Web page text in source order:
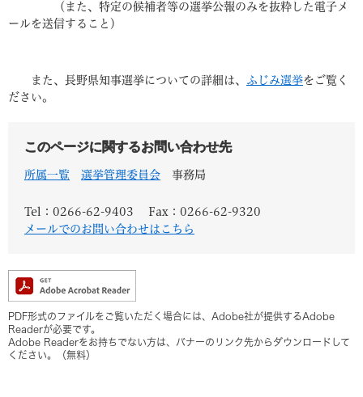
（また、特定の候補者等の選挙公報のみを抜粋した電子メ
ールを送信すること）
また、長野県知事選挙についての詳細は、 ふじみ選挙をご覧く
ださい。
このページに関するお問い合わせ先
所属一覧 選挙管理委員会 事務局
Tel：0266-62-9403
Fax：0266-62-9320
メールでのお問い合わせはこちら
PDF形式のファイルをご覧いただく場合には、Adobe社が提供するAdobe
Readerが必要です。
Adobe Readerをお持ちでない方は、バナーのリンク先からダウンロードして
ください。（無料）